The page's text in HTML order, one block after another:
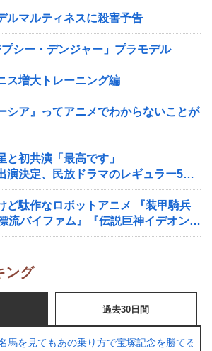
ルマルティネスに殺害予告
シー・デンジャー」プラモデル
ス増大トレーニング編
シア』ってアニメでわからないことが
と初共演「最高です」
演決定、民放ドラマのレギュラー5年
ど駄作なロボットアニメ 『装甲騎兵
流バイファム』『伝説巨神イデオン』
ガ』『銀河疾風サスライガー』
ング
過去30日間
馬を見てもあの乗り方で宝塚記念を勝てる